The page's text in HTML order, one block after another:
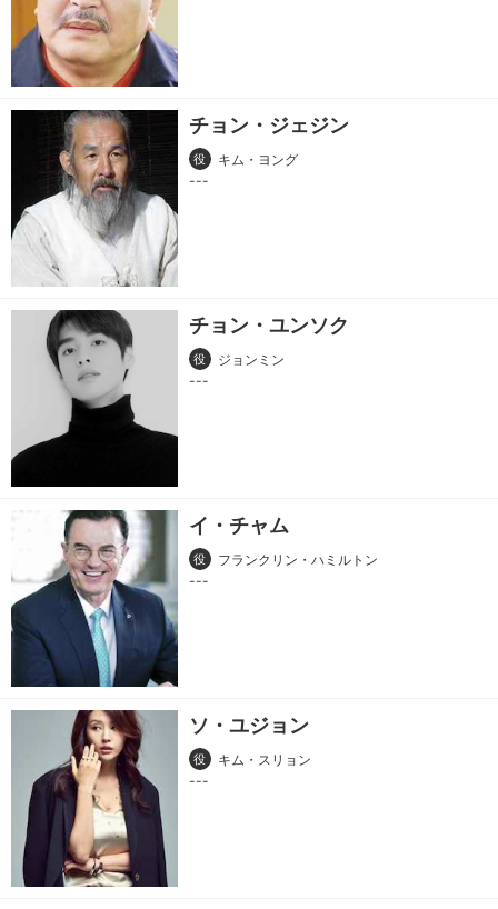
チョン・ジェジン
役 キム・ヨング
チョン・ユンソク
役 ジョンミン
イ・チャム
役 フランクリン・ハミルトン
ソ・ユジョン
役 キム・スリョン